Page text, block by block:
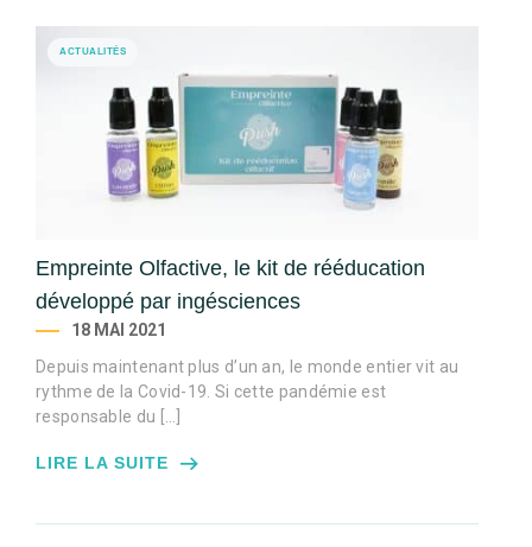
ACTUALITÉS
Empreinte Olfactive, le kit de rééducation
développé par ingésciences
18 MAI 2021
Depuis maintenant plus d’un an, le monde entier vit au
rythme de la Covid-19. Si cette pandémie est
responsable du […]
LIRE LA SUITE